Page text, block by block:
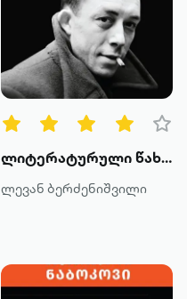
ლიტერატურული წახნაგები: ალბერ კამიუ - დასავლეთის სინდისი
ლევან ბერძენიშვილი